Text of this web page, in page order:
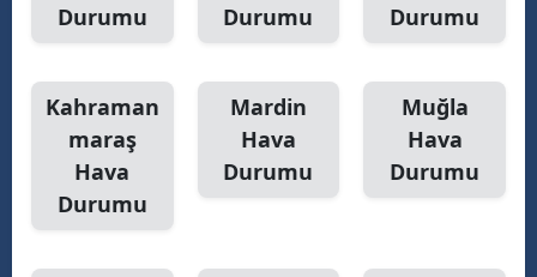
Durumu
Durumu
Durumu
Kahraman
maraş
Hava
Durumu
Mardin
Hava
Durumu
Muğla
Hava
Durumu